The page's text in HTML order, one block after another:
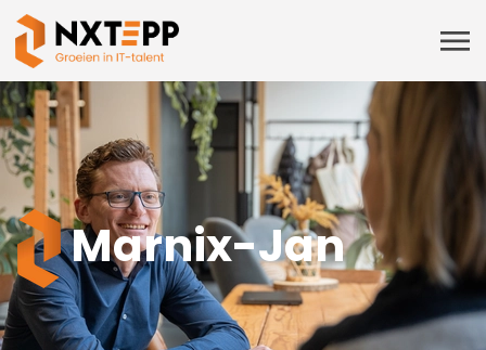
Marnix-Jan